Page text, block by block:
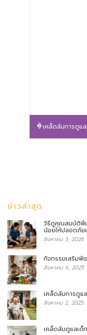
เคล็ดลับการดูแ
ข่าวล่าสุด
วิธีดูคุณสมบัติพี่
น้อยให้ปลอดภัย
สิงหาคม 3, 2026
กิจกรรมเสริมพั
สิงหาคม 4, 2025
เคล็ดลับการดูแ
สิงหาคม 2, 2025
เคล็ดลับดูแลเด็